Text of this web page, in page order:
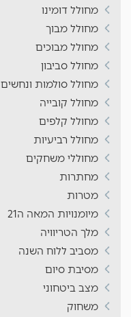
מחולל דומינו
מחולל מבוך
מחולל מבוכים
מחולל סביבון
מחולל סולמות ונחשים
מחולל קובייה
מחולל קלפים
מחולל רביעיות
מחוללי משחקים
מחתרות
מטרות
מיומנויות המאה ה21
מלך הטריוויה
מסביב ללוח השנה
מסיבת סיום
מצב ביטחוני
משחוק